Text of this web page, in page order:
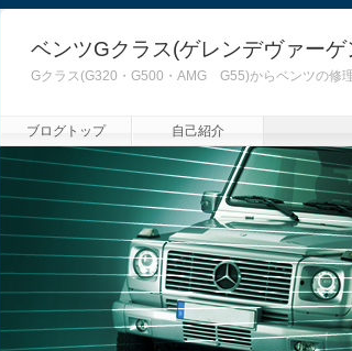
ベンツGクラス(ゲレンデヴァー
Gクラス(G320・G500・AMG G55)からベンツの修
ブログトップ 自己紹介